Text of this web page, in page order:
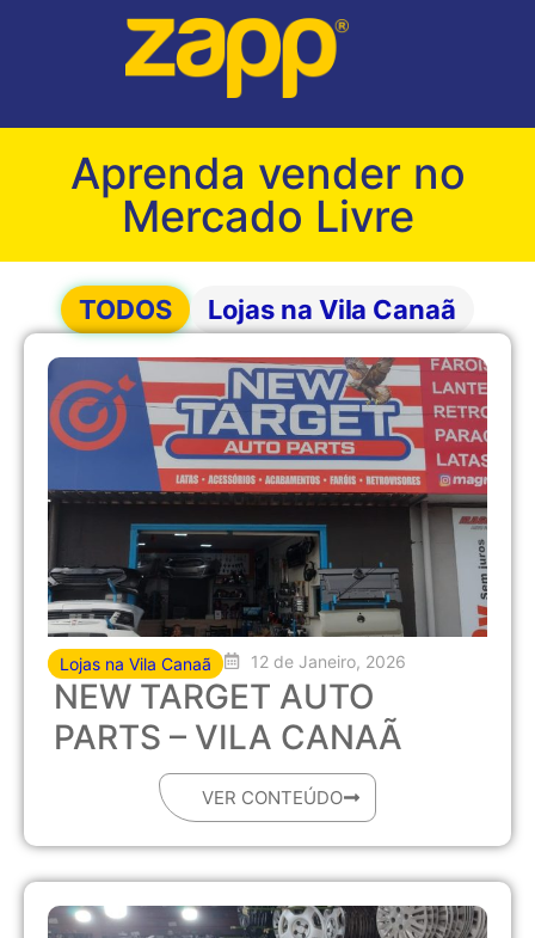
Aprenda vender no
Mercado Livre
Lojas na Vila Canaã
TODOS
Lojas na Vila Canaã 12 de Janeiro, 2026
NEW TARGET AUTO
PARTS – VILA CANAÃ
VER CONTEÚDO